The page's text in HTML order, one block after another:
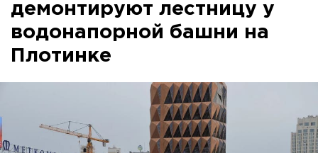
демонтируют лестницу у
водонапорной башни на
Плотинке